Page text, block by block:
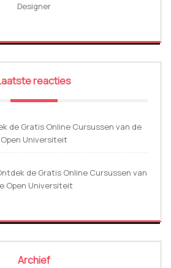
Designer
reacties
de Gratis Online Cursussen van de
Open Universiteit
de Gratis Online Cursussen van
Open Universiteit
Archief